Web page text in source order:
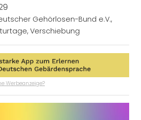
Gehörlosen-Bund e.V.,
, Verschiebung
Werbeanzeige?